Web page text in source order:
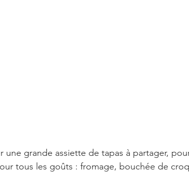
grande assiette de tapas à partager,
tous les goûts : fromage, bouchée de